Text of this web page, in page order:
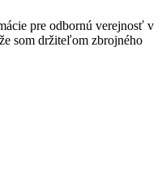
pre odbornú verejnosť v
som držiteľom zbrojného